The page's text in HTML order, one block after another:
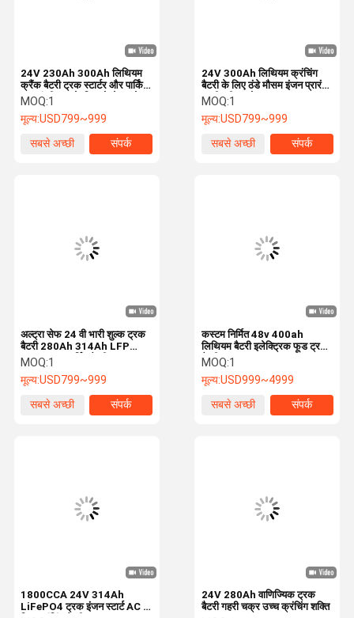
उत्पाद
24V 300Ah लिथियम क्रंचिंग
बैटरी के लिए ठंडे मौसम इंजन प्रारंभ
एचवीएसी उपयोग
MOQ:1
मूल्य:USD799~999
सबसे अच्छी
संपर्क
24V 230Ah 300Ah लिथियम
क्रैंक बैटरी ट्रक स्टार्टर और पार्किंग
एयर कंडीशनर के लिए दोहरे उपयोग
MOQ:1
मूल्य:USD799~999
सबसे अच्छी
संपर्क
कस्टम निर्मित 48v 400ah
लिथियम बैटरी इलेक्ट्रिक फूड ट्रक
बैटरी Lifepo4 20480Wh
MOQ:1
मूल्य:USD999~4999
सबसे अच्छी
संपर्क
अल्ट्रा सेफ 24 वी भारी शुल्क ट्रक
बैटरी 280Ah 314Ah LFP
Lifepo4 स्टार्टिंग बैटरी
MOQ:1
मूल्य:USD799~999
सबसे अच्छी
संपर्क
24V 280Ah वाणिज्यिक ट्रक
बैटरी गहरी चक्र उच्च क्रंचिंग शक्ति
1800CCA 24V 314Ah
LiFePO4 ट्रक इंजन स्टार्ट AC के